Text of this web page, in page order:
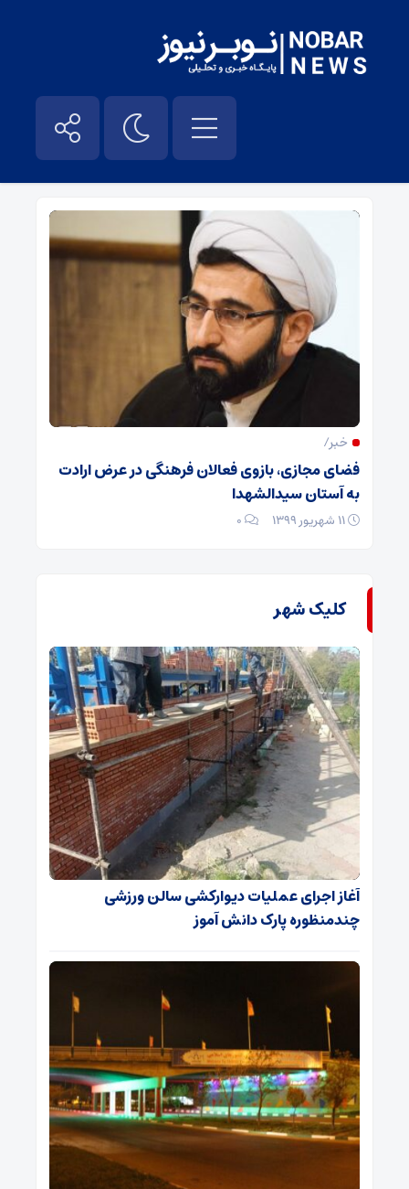
تولید محتوا در فضای مجازی – نوبر نیوز
خبر/
فضای مجازی، بازوی فعالان فرهنگی در عرض ارادت
به آستان سیدالشهدا
۰
کلیک شهر
آغاز اجرای عملیات دیوارکشی سالن ورزشی
چندمنظوره پارک دانش آموز